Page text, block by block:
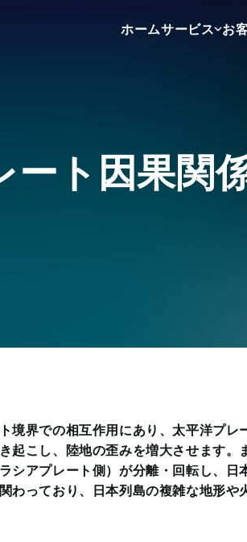
ホームサービス
不動産広告
お
ート因果関
境界での相互作用にあり、太平洋プレ
起こし、陸地の歪みを増大させます。
シアプレート側）が分離・回転し、日
わっており、日本列島の複雑な地形や